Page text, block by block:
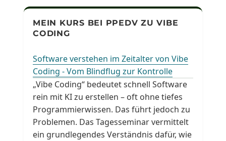
MEIN KURS BEI PPEDV ZU VIBE
CODING
Software verstehen im Zeitalter von Vibe
Coding - Vom Blindflug zur Kontrolle
„Vibe Coding“ bedeutet schnell Software
rein mit KI zu erstellen – oft ohne tiefes
Programmierwissen. Das führt jedoch zu
Problemen. Das Tagesseminar vermittelt
ein grundlegendes Verständnis dafür, wie